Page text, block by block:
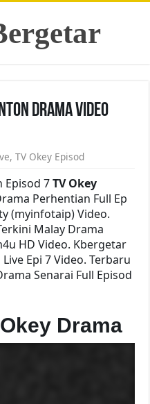
Drama Video
,TV Okey Episod
Episod 7TV Okey
Perhentian Full Ep
(myinfotaip) Video.
Malay Drama
HD Video. Kbergetar
Epi 7 Video. Terbaru
Senarai Full Episod
Drama